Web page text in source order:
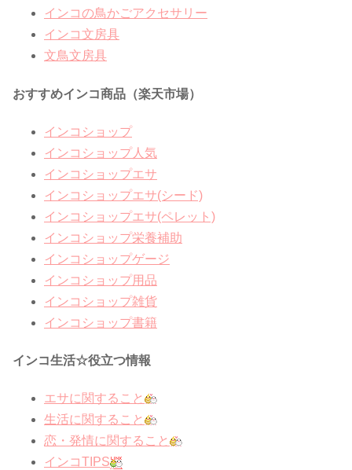
インコの鳥かごアクセサリー
インコ文房具
文鳥文房具
おすすめインコ商品（楽天市場）
インコショップ
インコショップ人気
インコショップエサ
インコショップエサ(シード)
インコショップエサ(ペレット)
インコショップ栄養補助
インコショップゲージ
インコショップ用品
インコショップ雑貨
インコショップ書籍
インコ生活☆役立つ情報
エサに関すること
生活に関すること
恋・発情に関すること
インコTIPS